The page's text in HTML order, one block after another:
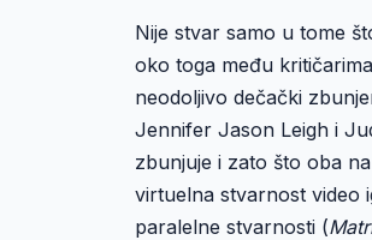
Nije stvar samo u tome
oko toga među
neodoljivo dečački
Jennifer Jason Leigh i
zbunjuje i zato što oba
virtuelna stvarnost video
paralelne stvarnosti (